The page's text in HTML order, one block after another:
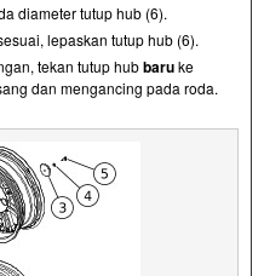
diameter tutup hub (6).
lepaskan tutup hub (6).
tekan tutup hubbaruke
dan mengancing pada roda.